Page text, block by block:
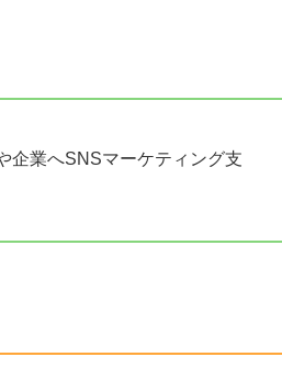
企業へSNSマーケティング支